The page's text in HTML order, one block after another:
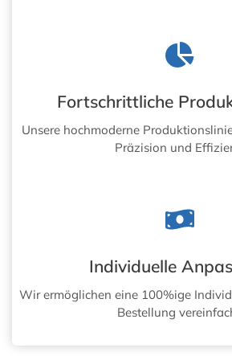
Fortschrittliche
Unsere hochmoderne
Präzision und
Individuelle
Wir ermöglichen eine 100%ige
Bestellung